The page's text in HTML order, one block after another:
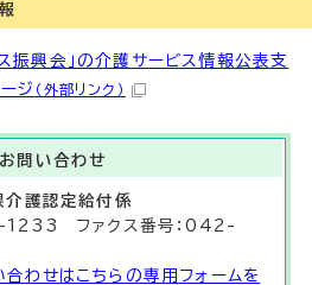
振興会」の介護サービス情報公表支
ジ （外部リンク）
お問い合わせ
介護認定給付係
ファクス番号：042-
わせはこちらの専用フォームを